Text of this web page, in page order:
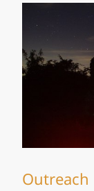
Outreach